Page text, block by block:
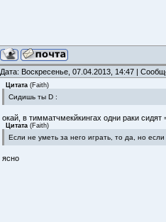
Дата: Воскресенье, 07.04.2013, 14:47 |
Цитата (Faith)
Сидишь ты D :
окай, в тимматчмекйкингах одни раки сидят
Цитата (Faith)
Если не уметь за него играть, то да, но
ясно